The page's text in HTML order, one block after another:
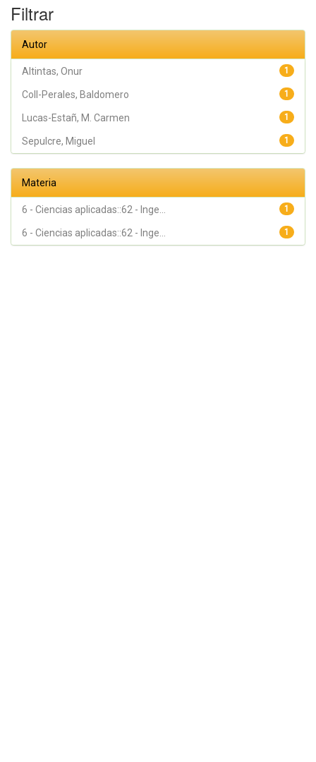
Miguel
Filtrar
Autor
1
Altintas, Onur
1
Coll-Perales, Baldomero
1
Lucas-Estañ, M. Carmen
1
Sepulcre, Miguel
Materia
1
6 - Ciencias aplicadas::62 - Inge...
1
6 - Ciencias aplicadas::62 - Inge...